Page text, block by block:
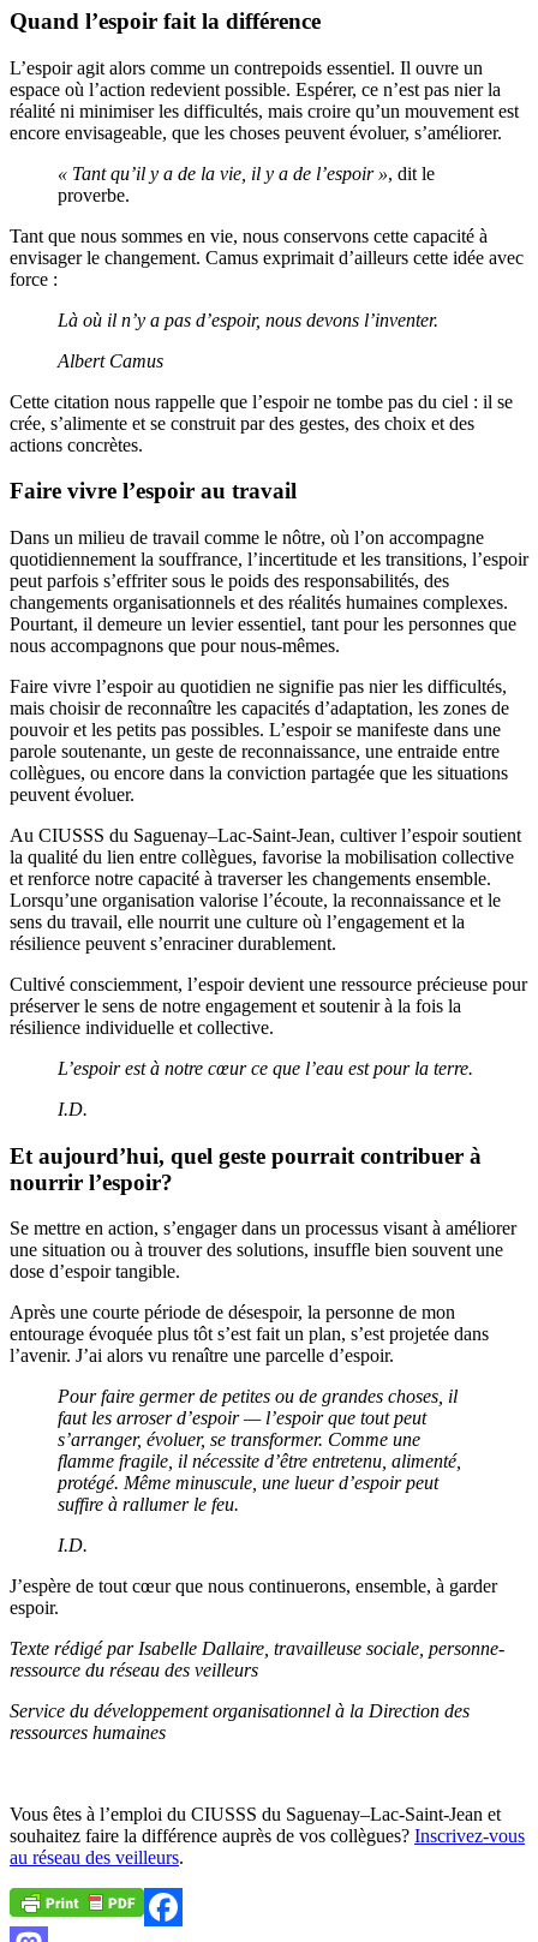
Quand l’espoir fait la différence
L’espoir agit alors comme un contrepoids essentiel. Il ouvre un
espace où l’action redevient possible. Espérer, ce n’est pas nier la
réalité ni minimiser les difficultés, mais croire qu’un mouvement est
encore envisageable, que les choses peuvent évoluer, s’améliorer.
« Tant qu’il y a de la vie, il y a de l’espoir », dit le
proverbe.
Tant que nous sommes en vie, nous conservons cette capacité à
envisager le changement. Camus exprimait d’ailleurs cette idée avec
force :
Là où il n’y a pas d’espoir, nous devons l’inventer.
Albert Camus
Cette citation nous rappelle que l’espoir ne tombe pas du ciel : il se
crée, s’alimente et se construit par des gestes, des choix et des
actions concrètes.
Faire vivre l’espoir au travail
Dans un milieu de travail comme le nôtre, où l’on accompagne
quotidiennement la souffrance, l’incertitude et les transitions, l’espoir
peut parfois s’effriter sous le poids des responsabilités, des
changements organisationnels et des réalités humaines complexes.
Pourtant, il demeure un levier essentiel, tant pour les personnes que
nous accompagnons que pour nous-mêmes.
Faire vivre l’espoir au quotidien ne signifie pas nier les difficultés,
mais choisir de reconnaître les capacités d’adaptation, les zones de
pouvoir et les petits pas possibles. L’espoir se manifeste dans une
parole soutenante, un geste de reconnaissance, une entraide entre
collègues, ou encore dans la conviction partagée que les situations
peuvent évoluer.
Au CIUSSS du Saguenay–Lac‑Saint‑Jean, cultiver l’espoir soutient
la qualité du lien entre collègues, favorise la mobilisation collective
et renforce notre capacité à traverser les changements ensemble.
Lorsqu’une organisation valorise l’écoute, la reconnaissance et le
sens du travail, elle nourrit une culture où l’engagement et la
résilience peuvent s’enraciner durablement.
Cultivé consciemment, l’espoir devient une ressource précieuse pour
préserver le sens de notre engagement et soutenir à la fois la
résilience individuelle et collective.
L’espoir est à notre cœur ce que l’eau est pour la terre.
I.D.
Et aujourd’hui, quel geste pourrait contribuer à
nourrir l’espoir?
Se mettre en action, s’engager dans un processus visant à améliorer
une situation ou à trouver des solutions, insuffle bien souvent une
dose d’espoir tangible.
Après une courte période de désespoir, la personne de mon
entourage évoquée plus tôt s’est fait un plan, s’est projetée dans
l’avenir. J’ai alors vu renaître une parcelle d’espoir.
Pour faire germer de petites ou de grandes choses, il
faut les arroser d’espoir — l’espoir que tout peut
s’arranger, évoluer, se transformer. Comme une
flamme fragile, il nécessite d’être entretenu, alimenté,
protégé. Même minuscule, une lueur d’espoir peut
suffire à rallumer le feu.
I.D.
J’espère de tout cœur que nous continuerons, ensemble, à garder
espoir.
Texte rédigé par Isabelle Dallaire, travailleuse sociale, personne-
ressource du réseau des veilleurs
Service du développement organisationnel à la Direction des
ressources humaines
Vous êtes à l’emploi du CIUSSS du Saguenay–Lac-Saint-Jean et
souhaitez faire la différence auprès de vos collègues? Inscrivez-vous
au réseau des veilleurs.